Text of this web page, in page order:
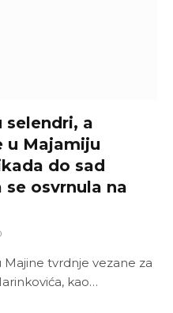
selendri, a
u Majamiju
do sad
osvrnula na
tvrdnje vezane za
kao…